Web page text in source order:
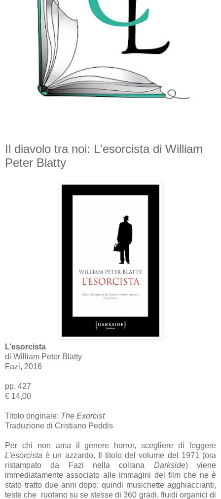
Il diavolo tra noi: L'esorcista di William
Peter Blatty
L’esorcista
di William Peter Blatty
Fazi, 2016
pp. 427
€ 14,00
Titolo originale: The Exorcist
Traduzione di Cristiano Peddis
Per chi non ama il genere horror, scegliere di leggere
L'esorcista è un azzardo. Il titolo del volume del 1971 (ora
ristampato da Fazi nella collana Darkside) viene
immediatamente associato alle immagini del film che ne è
stato tratto due anni dopo: quindi musichette agghiaccianti,
teste che ruotano su se stesse di 360 gradi, fluidi organici di